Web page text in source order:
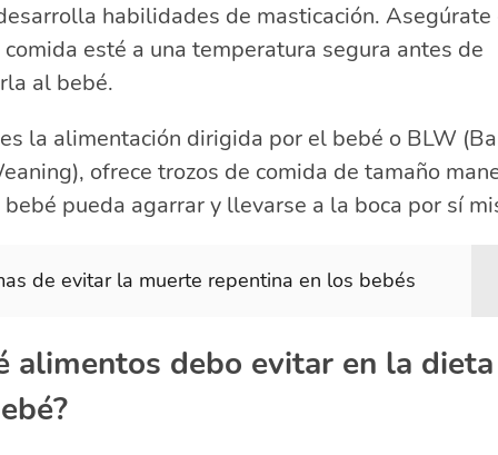
habilidades de masticación. Asegúrate
esté a una temperatura segura antes de
al bebé.
la alimentación dirigida por el bebé o BLW
ofrece trozos de comida de tamaño
pueda agarrar y llevarse a la boca por sí
de evitar la muerte repentina en los bebés
alimentos debo evitar en la